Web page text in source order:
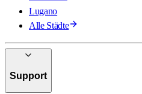
Lugano
Alle Städte
Support